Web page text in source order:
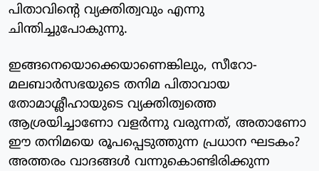
പിതാവിന്റെ വ്യക്തിത്വവും എന്നു
ചിന്തിച്ചുപോകുന്നു.
ഇങ്ങനെയൊക്കെയാണെങ്കിലും, സീറോ-
മലബാര്‍സഭയുടെ തനിമ പിതാവായ
തോമാശ്ലീഹായുടെ വ്യക്തിത്വത്തെ
ആശ്രയിച്ചാണോ വളര്‍ന്നു വരുന്നത്, അതാണോ
ഈ തനിമയെ രൂപപ്പെടുത്തുന്ന പ്രധാന ഘടകം?
അത്തരം വാദങ്ങള്‍ വന്നുകൊണ്ടിരിക്കുന്ന